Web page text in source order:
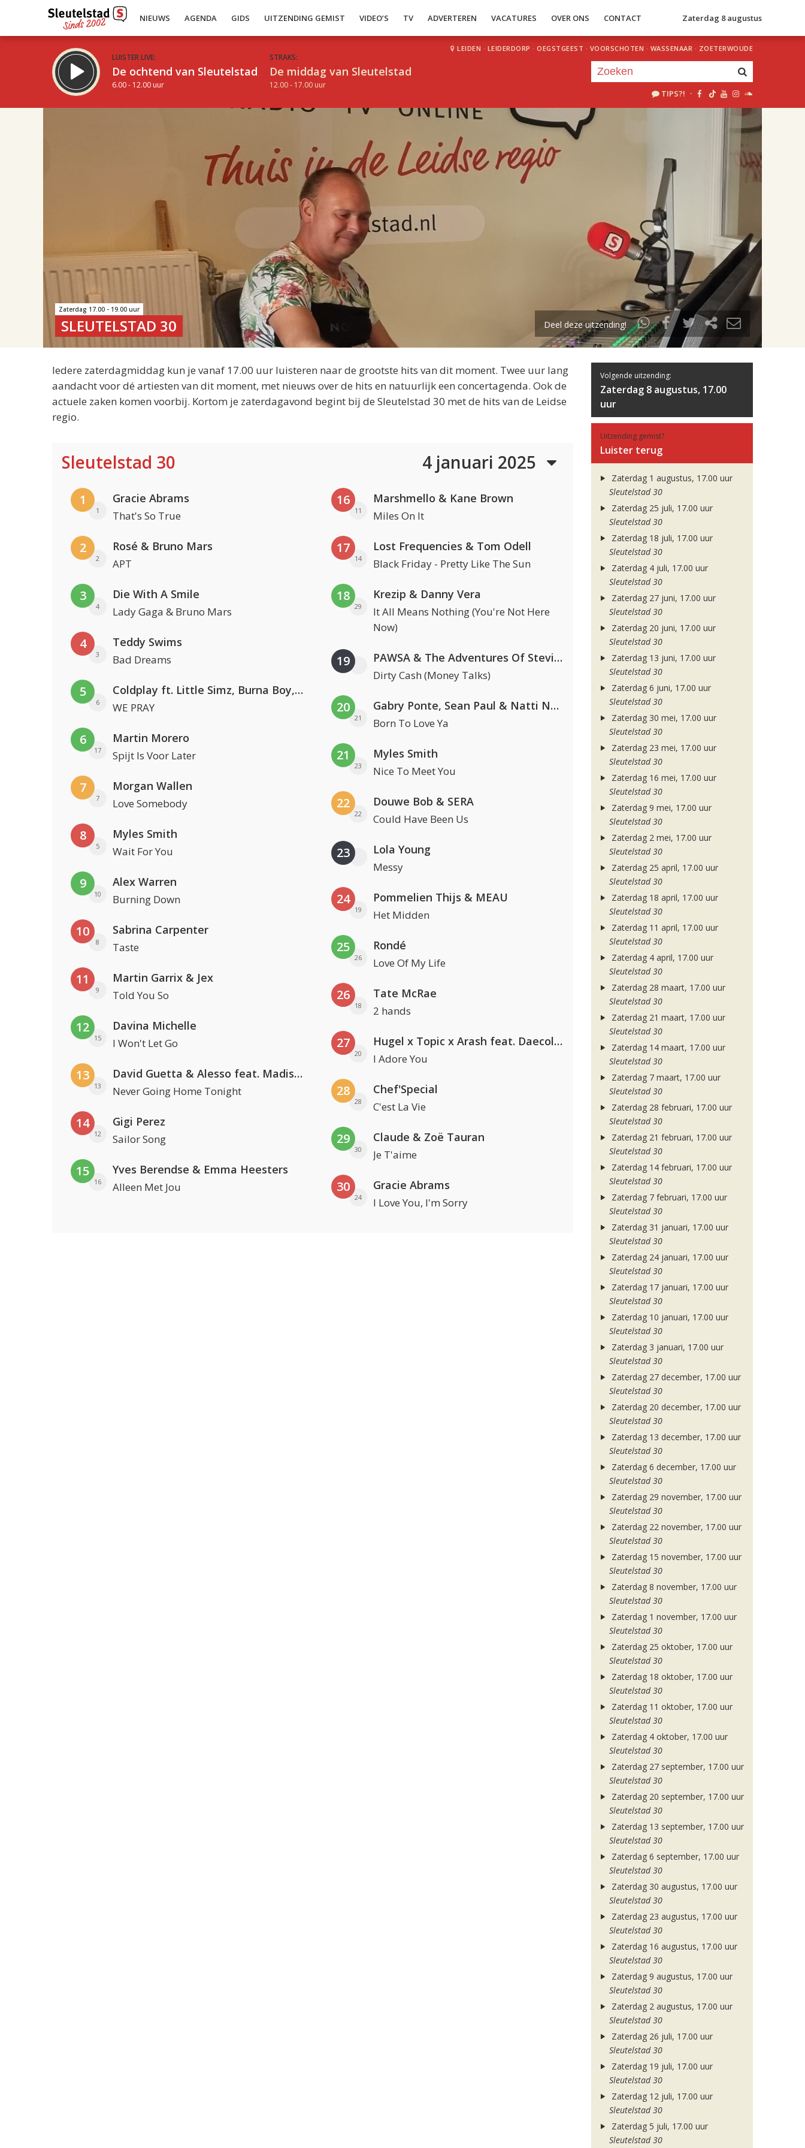
NIEUWS AGENDA GIDS UITZENDING GEMIST VIDEO’S TV ADVERTEREN VACATURES OVER ONS CONTACT Zaterdag 8 augustus
LUISTER LIVE:
De ochtend van Sleutelstad
6.00 - 12.00 uur
STRAKS:
De middag van Sleutelstad
12.00 - 17.00 uur
LEIDEN · LEIDERDORP · OEGSTGEEST · VOORSCHOTEN · WASSENAAR · ZOETERWOUDE
TIPS?! ·
uur 1 van 2
Volgend uur
Zaterdag 17.00 - 19.00 uur
SLEUTELSTAD 30 Deel deze uitzending!
Iedere zaterdagmiddag kun je vanaf 17.00 uur luisteren naar de grootste hits van dit moment. Twee uur lang
aandacht voor dé artiesten van dit moment, met nieuws over de hits en natuurlijk een concertagenda. Ook de
actuele zaken komen voorbij. Kortom je zaterdagavond begint bij de Sleutelstad 30 met de hits van de Leidse
regio.
Sleutelstad 30 4 januari 2025
1
1
Gracie Abrams
That's So True
2
2
Rosé & Bruno Mars
APT
3
4
Die With A Smile
Lady Gaga & Bruno Mars
4
3
Teddy Swims
Bad Dreams
5
6
Coldplay ft. Little Simz, Burna Boy, Elyanna & Tini
WE PRAY
6
17
Martin Morero
Spijt Is Voor Later
7
7
Morgan Wallen
Love Somebody
8
5
Myles Smith
Wait For You
9
10
Alex Warren
Burning Down
10
8
Sabrina Carpenter
Taste
11
9
Martin Garrix & Jex
Told You So
12
15
Davina Michelle
I Won't Let Go
13
13
David Guetta & Alesso feat. Madison Love
Never Going Home Tonight
14
12
Gigi Perez
Sailor Song
15
16
Yves Berendse & Emma Heesters
Alleen Met Jou
16
11
Marshmello & Kane Brown
Miles On It
17
14
Lost Frequencies & Tom Odell
Black Friday - Pretty Like The Sun
18
29
Krezip & Danny Vera
It All Means Nothing (You're Not Here
Now)
19 PAWSA & The Adventures Of Stevie V
Dirty Cash (Money Talks)
20
21
Gabry Ponte, Sean Paul & Natti Natasha
Born To Love Ya
21
23
Myles Smith
Nice To Meet You
22
22
Douwe Bob & SERA
Could Have Been Us
23 Lola Young
Messy
24
19
Pommelien Thijs & MEAU
Het Midden
25
26
Rondé
Love Of My Life
26
18
Tate McRae
2 hands
27
20
Hugel x Topic x Arash feat. Daecolm
I Adore You
28
28
Chef'Special
C'est La Vie
29
30
Claude & Zoë Tauran
Je T'aime
30
24
Gracie Abrams
I Love You, I'm Sorry
Volgende uitzending:
Zaterdag 8 augustus, 17.00
uur
Uitzending gemist?
Luister terug
Zaterdag 1 augustus, 17.00 uur
Sleutelstad 30
Zaterdag 25 juli, 17.00 uur
Sleutelstad 30
Zaterdag 18 juli, 17.00 uur
Sleutelstad 30
Zaterdag 4 juli, 17.00 uur
Sleutelstad 30
Zaterdag 27 juni, 17.00 uur
Sleutelstad 30
Zaterdag 20 juni, 17.00 uur
Sleutelstad 30
Zaterdag 13 juni, 17.00 uur
Sleutelstad 30
Zaterdag 6 juni, 17.00 uur
Sleutelstad 30
Zaterdag 30 mei, 17.00 uur
Sleutelstad 30
Zaterdag 23 mei, 17.00 uur
Sleutelstad 30
Zaterdag 16 mei, 17.00 uur
Sleutelstad 30
Zaterdag 9 mei, 17.00 uur
Sleutelstad 30
Zaterdag 2 mei, 17.00 uur
Sleutelstad 30
Zaterdag 25 april, 17.00 uur
Sleutelstad 30
Zaterdag 18 april, 17.00 uur
Sleutelstad 30
Zaterdag 11 april, 17.00 uur
Sleutelstad 30
Zaterdag 4 april, 17.00 uur
Sleutelstad 30
Zaterdag 28 maart, 17.00 uur
Sleutelstad 30
Zaterdag 21 maart, 17.00 uur
Sleutelstad 30
Zaterdag 14 maart, 17.00 uur
Sleutelstad 30
Zaterdag 7 maart, 17.00 uur
Sleutelstad 30
Zaterdag 28 februari, 17.00 uur
Sleutelstad 30
Zaterdag 21 februari, 17.00 uur
Sleutelstad 30
Zaterdag 14 februari, 17.00 uur
Sleutelstad 30
Zaterdag 7 februari, 17.00 uur
Sleutelstad 30
Zaterdag 31 januari, 17.00 uur
Sleutelstad 30
Zaterdag 24 januari, 17.00 uur
Sleutelstad 30
Zaterdag 17 januari, 17.00 uur
Sleutelstad 30
Zaterdag 10 januari, 17.00 uur
Sleutelstad 30
Zaterdag 3 januari, 17.00 uur
Sleutelstad 30
Zaterdag 27 december, 17.00 uur
Sleutelstad 30
Zaterdag 20 december, 17.00 uur
Sleutelstad 30
Zaterdag 13 december, 17.00 uur
Sleutelstad 30
Zaterdag 6 december, 17.00 uur
Sleutelstad 30
Zaterdag 29 november, 17.00 uur
Sleutelstad 30
Zaterdag 22 november, 17.00 uur
Sleutelstad 30
Zaterdag 15 november, 17.00 uur
Sleutelstad 30
Zaterdag 8 november, 17.00 uur
Sleutelstad 30
Zaterdag 1 november, 17.00 uur
Sleutelstad 30
Zaterdag 25 oktober, 17.00 uur
Sleutelstad 30
Zaterdag 18 oktober, 17.00 uur
Sleutelstad 30
Zaterdag 11 oktober, 17.00 uur
Sleutelstad 30
Zaterdag 4 oktober, 17.00 uur
Sleutelstad 30
Zaterdag 27 september, 17.00 uur
Sleutelstad 30
Zaterdag 20 september, 17.00 uur
Sleutelstad 30
Zaterdag 13 september, 17.00 uur
Sleutelstad 30
Zaterdag 6 september, 17.00 uur
Sleutelstad 30
Zaterdag 30 augustus, 17.00 uur
Sleutelstad 30
Zaterdag 23 augustus, 17.00 uur
Sleutelstad 30
Zaterdag 16 augustus, 17.00 uur
Sleutelstad 30
Zaterdag 9 augustus, 17.00 uur
Sleutelstad 30
Zaterdag 2 augustus, 17.00 uur
Sleutelstad 30
Zaterdag 26 juli, 17.00 uur
Sleutelstad 30
Zaterdag 19 juli, 17.00 uur
Sleutelstad 30
Zaterdag 12 juli, 17.00 uur
Sleutelstad 30
Zaterdag 5 juli, 17.00 uur
Sleutelstad 30